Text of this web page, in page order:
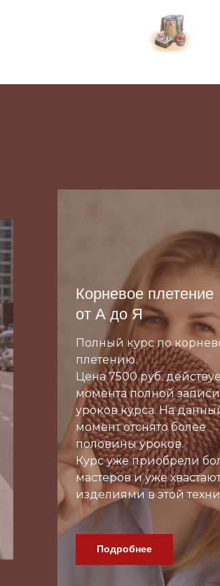
Корневое плетение
Полный курс по корневому
плетению.
Цена 7500 руб. действует до
момента полной записи всех
уроков курса. На данный
момент отснято более
половины уроков.
Курс уже приобрели более 110
мастеров и уже хвастаются
изделиями в этой технике.